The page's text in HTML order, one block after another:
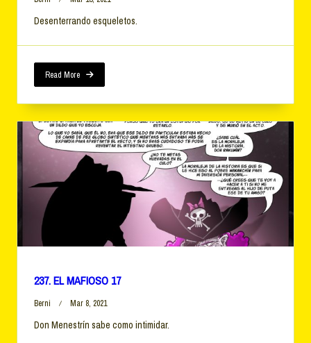
Desenterrando esqueletos.
Read More
237. EL MAFIOSO 17
Berni Mar 8, 2021
Don Menestrín sabe como intimidar.